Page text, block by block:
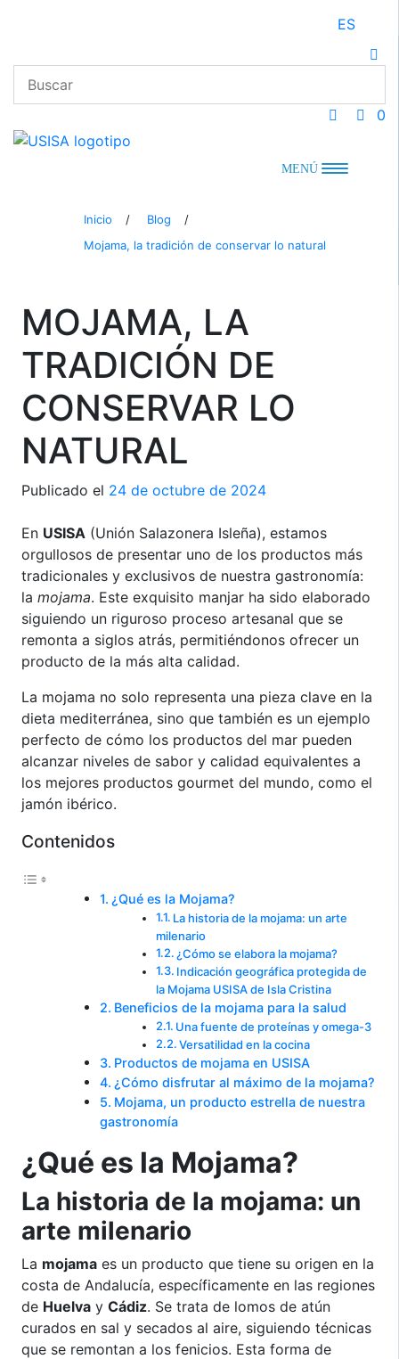
ES
0
MENÚ
Inicio / Blog
/
Mojama, la tradición de conservar lo natural
MOJAMA, LA
TRADICIÓN DE
CONSERVAR LO
NATURAL
Publicado el 24 de octubre de 2024
En USISA (Unión Salazonera Isleña), estamos
orgullosos de presentar uno de los productos más
tradicionales y exclusivos de nuestra gastronomía:
la mojama. Este exquisito manjar ha sido elaborado
siguiendo un riguroso proceso artesanal que se
remonta a siglos atrás, permitiéndonos ofrecer un
producto de la más alta calidad.
La mojama no solo representa una pieza clave en la
dieta mediterránea, sino que también es un ejemplo
perfecto de cómo los productos del mar pueden
alcanzar niveles de sabor y calidad equivalentes a
los mejores productos gourmet del mundo, como el
jamón ibérico.
Contenidos
¿Qué es la Mojama?
La historia de la mojama: un arte
milenario
¿Cómo se elabora la mojama?
Indicación geográfica protegida de
la Mojama USISA de Isla Cristina
Beneficios de la mojama para la salud
Una fuente de proteínas y omega-3
Versatilidad en la cocina
Productos de mojama en USISA
¿Cómo disfrutar al máximo de la mojama?
Mojama, un producto estrella de nuestra
gastronomía
¿Qué es la Mojama?
La historia de la mojama: un
arte milenario
La mojama es un producto que tiene su origen en la
costa de Andalucía, específicamente en las regiones
de Huelva y Cádiz. Se trata de lomos de atún
curados en sal y secados al aire, siguiendo técnicas
que se remontan a los fenicios. Esta forma de